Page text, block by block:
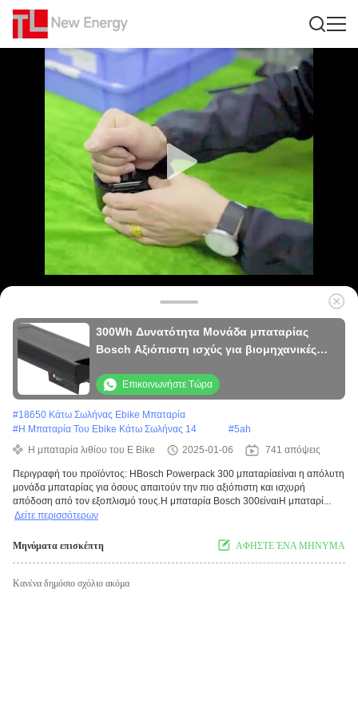
300Wh Δυνατότητα Μονάδα μπαταρίας
Bosch Αξιόπιστη ισχύς για βιομηχανικές
Επικοινωνήστε Τώρα
#18650 Κάτω Σωλήνας Ebike Μπαταρία
#Η Μπαταρία Του Ebike Κάτω Σωλήνας 14 #5ah
Η μπαταρία λιθίου του E Bike
2025-01-06 741 απόψεις
Περιγραφή του προϊόντος: ΗBosch Powerpack 300 μπαταρίαείναι η απόλυτη
μονάδα μπαταρίας για όσους απαιτούν την πιο αξιόπιστη και ισχυρή
απόδοση από τον εξοπλισμό τους.Η μπαταρία Bosch 300είναιΗ μπαταρί...
Δείτε περισσότερων
Μηνύματα επισκέπτη ΑΦΗΣΤΕ ΈΝΑ ΜΗΝΥΜΑ
Κανένα δημόσιο σχόλιο ακόμα